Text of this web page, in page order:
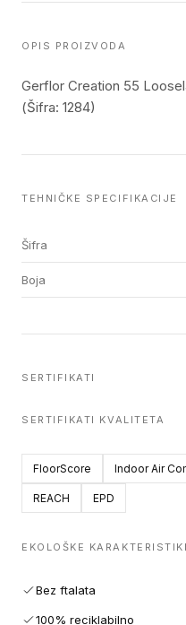
OPIS PROIZVODA
Gerflor Creation 55
(Šifra: 1284)
TEHNIČKE SPECIFIKACIJE
Šifra
Boja
SERTIFIKATI
SERTIFIKATI KVALITETA
FloorScore Indoor Air
REACH EPD
EKOLOŠKE
Bez ftalata
100% reciklabilno